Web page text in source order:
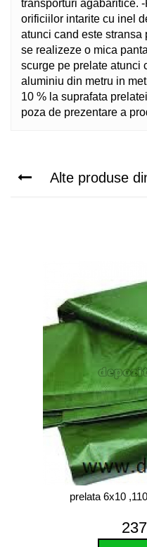
transporturi agabaritice.
orificiilor intarite cu inel
atunci cand este stransa
se realizeze o mica
scurge pe prelate atunci
aluminiu din metru in
10 % la suprafata
poza de prezentare a
Alte produse
prelata 6x10